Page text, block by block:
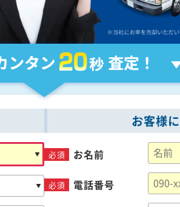
お客様
必須 お名前
必須 電話番号